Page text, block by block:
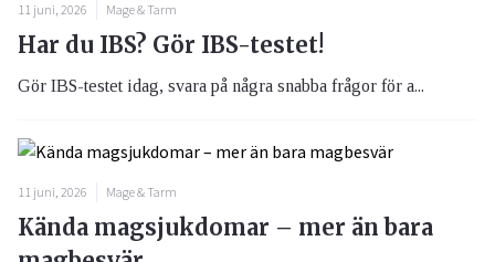
11 juni, 2026 Mage & Tarm
Har du IBS? Gör IBS-testet!
Gör IBS-testet idag, svara på några snabba frågor för a...
11 juni, 2026 Mage & Tarm
Kända magsjukdomar – mer än bara